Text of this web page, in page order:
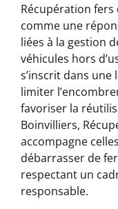
Récupération fers
comme une
liées à la gestion
véhicules hors
s’inscrit dans une
limiter
favoriser la
Boinvilliers,
accompagne
débarrasser de
respectant un
responsable.